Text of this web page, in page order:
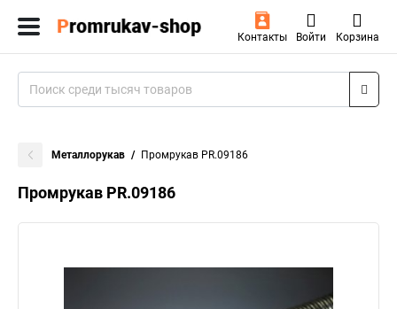
Контакты Войти Корзина
Металлорукав Промрукав PR.09186
Промрукав PR.09186